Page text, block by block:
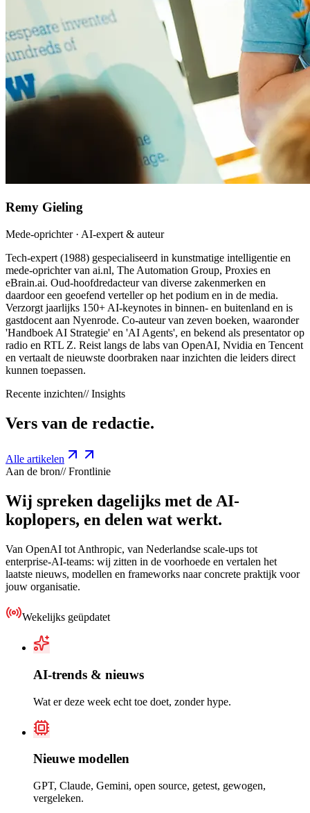
Remy Gieling
Mede-oprichter · AI-expert & auteur
Tech-expert (1988) gespecialiseerd in kunstmatige intelligentie en
mede-oprichter van ai.nl, The Automation Group, Proxies en
eBrain.ai. Oud-hoofdredacteur van diverse zakenmerken en
daardoor een geoefend verteller op het podium en in de media.
Verzorgt jaarlijks 150+ AI-keynotes in binnen- en buitenland en is
gastdocent aan Nyenrode. Co-auteur van zeven boeken, waaronder
'Handboek AI Strategie' en 'AI Agents', en bekend als presentator op
radio en RTL Z. Reist langs de labs van OpenAI, Nvidia en Tencent
en vertaalt de nieuwste doorbraken naar inzichten die leiders direct
kunnen toepassen.
Recente inzichten// Insights
Vers van de redactie.
Alle artikelen
Aan de bron// Frontlinie
Wij spreken dagelijks met de AI-
koplopers, en delen wat werkt.
Van OpenAI tot Anthropic, van Nederlandse scale-ups tot
enterprise-AI-teams: wij zitten in de voorhoede en vertalen het
laatste nieuws, modellen en frameworks naar concrete praktijk voor
jouw organisatie.
Wekelijks geüpdatet
AI-trends & nieuws
Wat er deze week echt toe doet, zonder hype.
Nieuwe modellen
GPT, Claude, Gemini, open source, getest, gewogen,
vergeleken.